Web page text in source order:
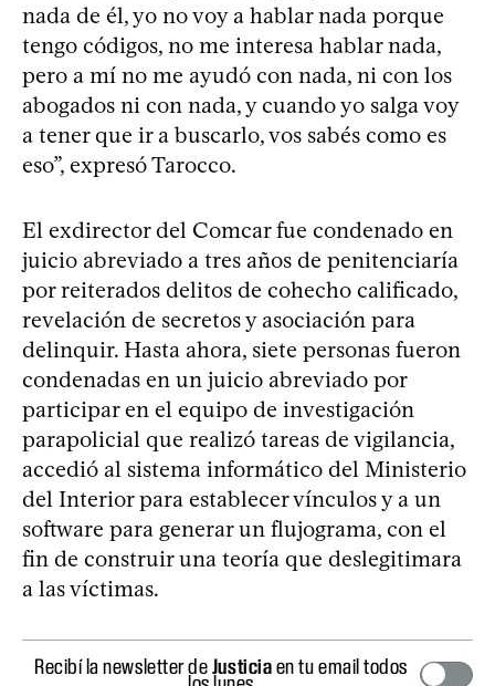
nada de él, yo no voy a hablar nada porque
tengo códigos, no me interesa hablar nada,
pero a mí no me ayudó con nada, ni con los
abogados ni con nada, y cuando yo salga voy
a tener que ir a buscarlo, vos sabés como es
eso”, expresó Tarocco.
El exdirector del Comcar fue condenado en
juicio abreviado a tres años de penitenciaría
por reiterados delitos de cohecho calificado,
revelación de secretos y asociación para
delinquir. Hasta ahora, siete personas fueron
condenadas en un juicio abreviado por
participar en el equipo de investigación
parapolicial que realizó tareas de vigilancia,
accedió al sistema informático del Ministerio
del Interior para establecer vínculos y a un
software para generar un flujograma, con el
fin de construir una teoría que deslegitimara
a las víctimas.
Recibí la newsletter deJusticiaen tu email todos